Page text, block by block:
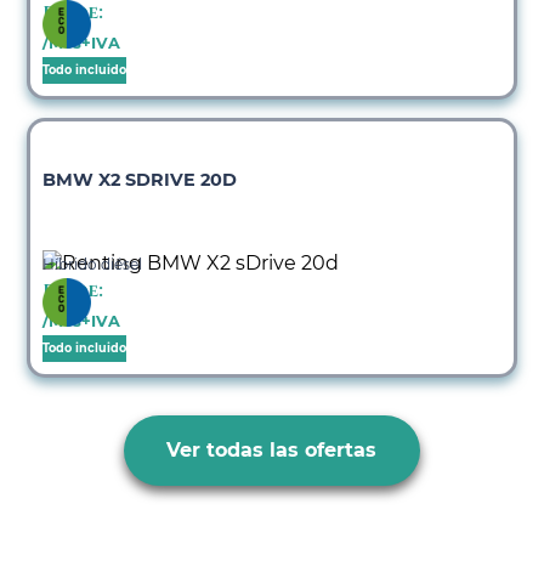
Desde:
/Mes+IVA
Todo incluido
BMW X2 SDRIVE 20D
Híbrido diésel
Desde:
/Mes+IVA
Todo incluido
Ver todas las ofertas